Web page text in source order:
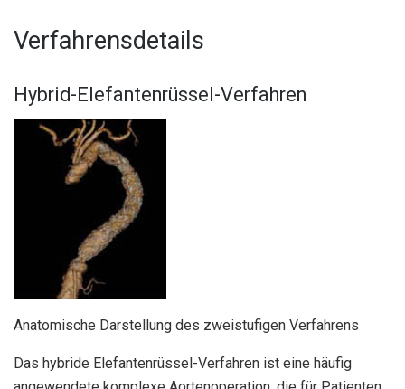
Verfahrensdetails
Hybrid-Elefantenrüssel-Verfahren
Anatomische Darstellung des zweistufigen Verfahrens
Das hybride Elefantenrüssel-Verfahren ist eine häufig